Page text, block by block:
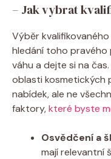
– Jak vybrat
Výběr
hledání toho
váhu a dejte si na
oblasti kosmetických
nabídek, ale ne
faktory,které byste
Osvědčení a
mají relevantní